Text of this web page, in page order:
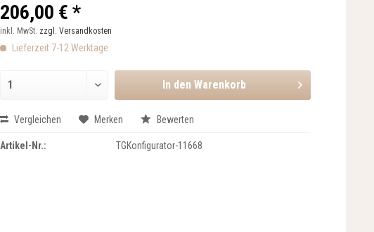
206,00 € *
inkl. MwSt. zzgl. Versandkosten
Lieferzeit 7-12 Werktage
In den Warenkorb
Vergleichen Merken Bewerten
Artikel-Nr.: TGKonfigurator-11668